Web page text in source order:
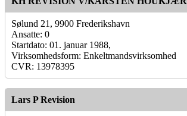
Sølund 21, 9900 Frederikshavn
Ansatte: 0
Startdato: 01. januar 1988,
Virksomhedsform: Enkeltmandsvirksomhed
CVR: 13978395
Lars P Revision